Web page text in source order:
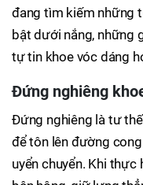
đang tìm kiếm những
bật dưới nắng, những
tự tin khoe vóc dáng
Đứng nghiêng
Đứng nghiêng là tư
để tôn lên đường
uyển chuyển. Khi thực